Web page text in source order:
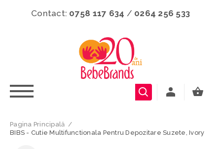
Contact: 0758 117 634 / 0264 256 533
Pagina Principală /
BIBS - Cutie Multifunctionala Pentru Depozitare Suzete, Ivory